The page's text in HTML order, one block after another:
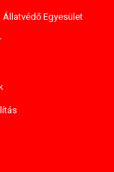
Állatvédő Egyesület